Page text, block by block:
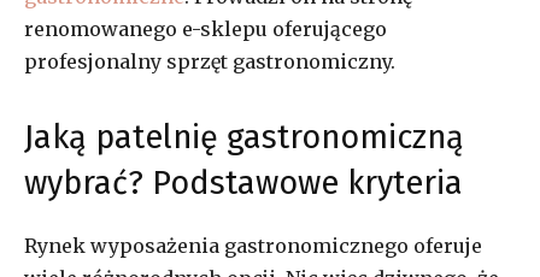
renomowanego e-sklepu oferującego
profesjonalny sprzęt gastronomiczny.
Jaką patelnię gastronomiczną
wybrać? Podstawowe kryteria
Rynek wyposażenia gastronomicznego oferuje